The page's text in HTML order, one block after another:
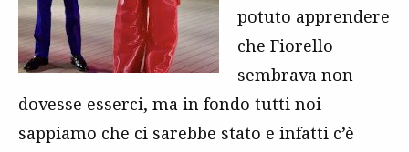
potuto apprendere
che Fiorello
sembrava non
dovesse esserci, ma in fondo tutti noi
sappiamo che ci sarebbe stato e infatti c’è